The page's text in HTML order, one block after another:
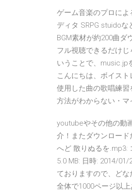
ゲーム音楽のプロによ
ディタ SRPG stuido
BGM素材が約200曲
フル視聴できるだけ
いうことで、music.jp
こんにちは、ボイス
使用した曲の歌唱練
方法がわからない・
youtubeやその他の動
介！またダウンロー
へど 散りぬるを.mp3:
5.0 MB: 日時: 2014/
ておりますので、ど
全体で1000ページ以